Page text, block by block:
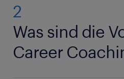
2
Was sind die
Career